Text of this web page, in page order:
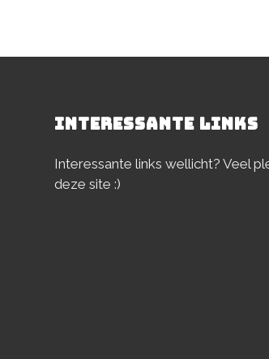
INTERESSANTE LINKS
Interessante links wellicht? Veel
deze site :)